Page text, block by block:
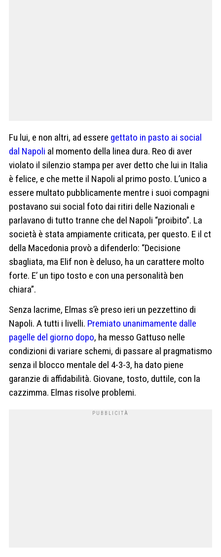
Fu lui, e non altri, ad essere gettato in pasto ai social
dal Napoli al momento della linea dura. Reo di aver
violato il silenzio stampa per aver detto che lui in Italia
è felice, e che mette il Napoli al primo posto. L’unico a
essere multato pubblicamente mentre i suoi compagni
postavano sui social foto dai ritiri delle Nazionali e
parlavano di tutto tranne che del Napoli “proibito”. La
società è stata ampiamente criticata, per questo. E il ct
della Macedonia provò a difenderlo: “Decisione
sbagliata, ma Elif non è deluso, ha un carattere molto
forte. E’ un tipo tosto e con una personalità ben
chiara”.
Senza lacrime, Elmas s’è preso ieri un pezzettino di
Napoli. A tutti i livelli. Premiato unanimamente dalle
pagelle del giorno dopo, ha messo Gattuso nelle
condizioni di variare schemi, di passare al pragmatismo
senza il blocco mentale del 4-3-3, ha dato piene
garanzie di affidabilità. Giovane, tosto, duttile, con la
cazzimma. Elmas risolve problemi.